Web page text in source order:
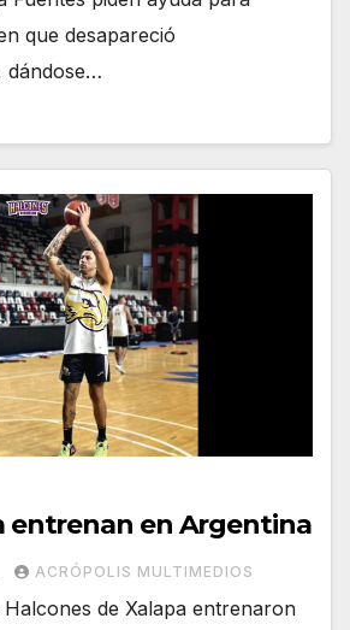
que desapareció
dándose…
entrenan en Argentina
ACRÓPOLIS MULTIMEDIOS
de Xalapa entrenaron